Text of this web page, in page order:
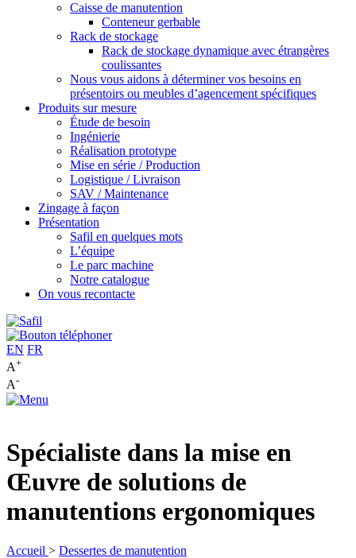
Caisse de manutention
Conteneur gerbable
Rack de stockage
Rack de stockage dynamique avec étrangères
coulissantes
Nous vous aidons à déterminer vos besoins en
présentoirs ou meubles d’agencement spécifiques
Produits sur mesure
Étude de besoin
Ingénierie
Réalisation prototype
Mise en série / Production
Logistique / Livraison
SAV / Maintenance
Zingage à façon
Présentation
Safil en quelques mots
L’équipe
Le parc machine
Notre catalogue
On vous recontacte
EN FR
A+
A-
Spécialiste dans la mise en
Œuvre de solutions de
manutentions ergonomiques
Accueil > Dessertes de manutention